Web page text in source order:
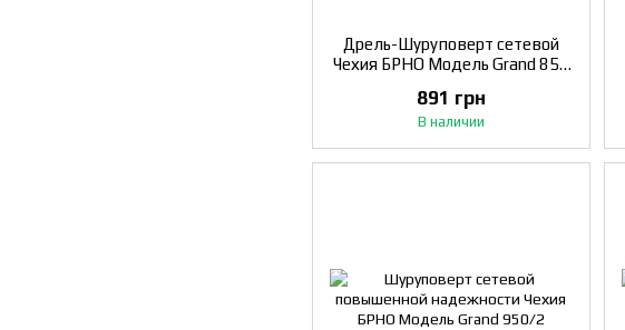
Дрель-Шуруповерт сетевой
Чехия БРНО Модель Grand 850
регулировка оборотов
Имеется кнопка
891 грн
В наличии